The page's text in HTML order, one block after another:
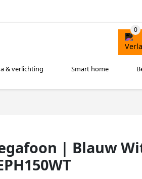
& verlichting Smart home
| Blauw